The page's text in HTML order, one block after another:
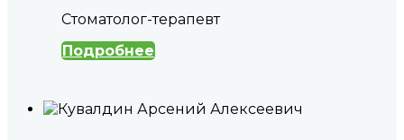
Cтоматолог-терапевт
Подробнее